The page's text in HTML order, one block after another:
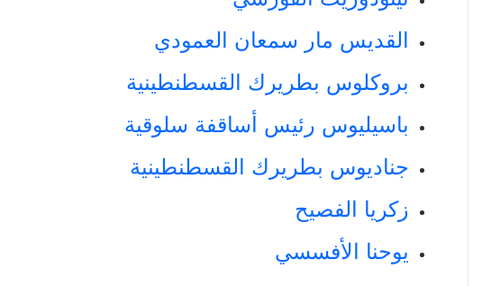
القديس مار سمعان العمودي
بروكلوس بطريرك القسطنطينية
باسيليوس رئيس أساقفة سلوقية
جناديوس بطريرك القسطنطينية
زكريا الفصيح
يوحنا الأفسسي